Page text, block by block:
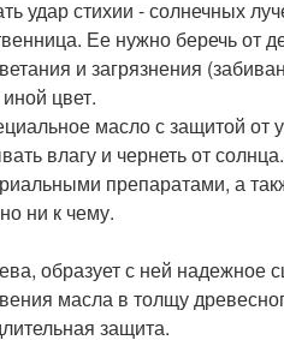
удар стихии - солнечных
Ее нужно беречь от
и загрязнения
цвет.
масло с защитой от
влагу и чернеть от
препаратами, а
ни к чему.
образует с ней надежное
масла в толщу
защита.